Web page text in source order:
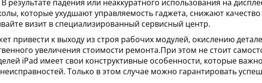
результате падения или неаккуратного использования на
которые ухудшают управляемость гаджета, снижают
визит в специализированный сервисный центр.
привести к выходу из строя рабочих модулей, окислению
увеличения стоимости ремонта.При этом не стоит
iPad имеет свои конструктивные особенности, которые
Только в этом случае можно гарантировать